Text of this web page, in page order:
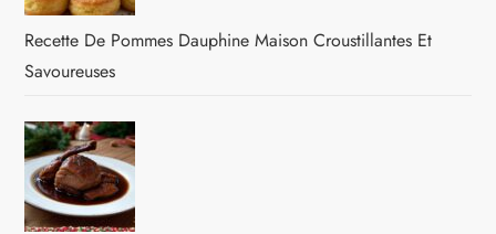
Recette De Pommes Dauphine Maison Croustillantes Et
Savoureuses